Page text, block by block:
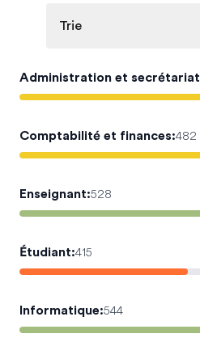
Trie
Administration et secrétariat
Comptabilité et finances:482
Enseignant:528
Étudiant:415
Informatique:544